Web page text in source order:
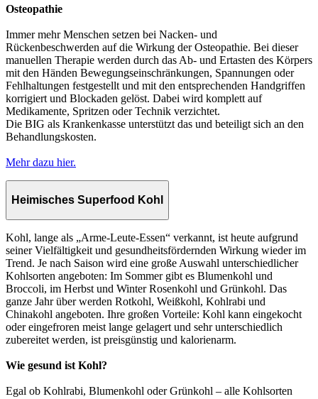
Osteopathie
Immer mehr Menschen setzen bei Nacken- und
Rückenbeschwerden auf die Wirkung der Osteopathie. Bei dieser
manuellen Therapie werden durch das Ab- und Ertasten des Körpers
mit den Händen Bewegungseinschränkungen, Spannungen oder
Fehlhaltungen festgestellt und mit den entsprechenden Handgriffen
korrigiert und Blockaden gelöst. Dabei wird komplett auf
Medikamente, Spritzen oder Technik verzichtet.
Die BIG als Krankenkasse unterstützt das und beteiligt sich an den
Behandlungskosten.
Mehr dazu hier.
Heimisches Superfood Kohl
Kohl, lange als „Arme-Leute-Essen“ verkannt, ist heute aufgrund
seiner Vielfältigkeit und gesundheitsfördernden Wirkung wieder im
Trend. Je nach Saison wird eine große Auswahl unterschiedlicher
Kohlsorten angeboten: Im Sommer gibt es Blumenkohl und
Broccoli, im Herbst und Winter Rosenkohl und Grünkohl. Das
ganze Jahr über werden Rotkohl, Weißkohl, Kohlrabi und
Chinakohl angeboten. Ihre großen Vorteile: Kohl kann eingekocht
oder eingefroren meist lange gelagert und sehr unterschiedlich
zubereitet werden, ist preisgünstig und kalorienarm.
Wie gesund ist Kohl?
Egal ob Kohlrabi, Blumenkohl oder Grünkohl – alle Kohlsorten